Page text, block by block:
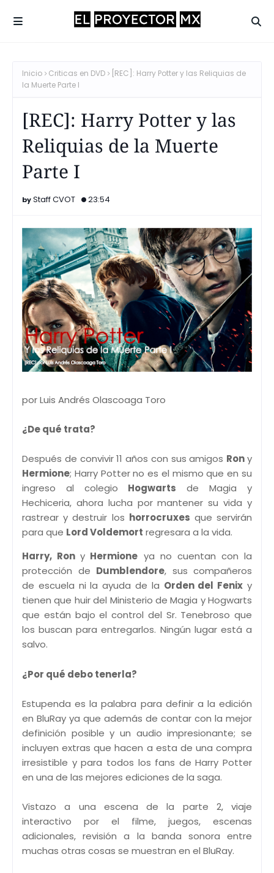
Inicio Criticas en DVD
[REC]: Harry Potter y las Reliquias de
la Muerte Parte I
[REC]: Harry Potter y las
Reliquias de la Muerte
Parte I
Staff CVOT 23:54
por Luis Andrés Olascoaga Toro
¿De qué trata?
Después de convivir 11 años con sus amigos Rony
Hermione; Harry Potter no es el mismo que en su
ingreso al colegio Hogwarts de Magia y
Hechiceria, ahora lucha por mantener su vida y
rastrear y destruir los horrocruxes que servirán
para que Lord Voldemort regresara a la vida.
Harry, Rony Hermione ya no cuentan con la
protección de Dumblendore, sus compañeros
de escuela ni la ayuda de la Orden del Fenix y
tienen que huir del Ministerio de Magia y Hogwarts
que están bajo el control del Sr. Tenebroso que
los buscan para entregarlos. Ningún lugar está a
salvo.
¿Por qué debo tenerla?
Estupenda es la palabra para definir a la edición
en BluRay ya que además de contar con la mejor
definición posible y un audio impresionante; se
incluyen extras que hacen a esta de una compra
irresistible y para todos los fans de Harry Potter
en una de las mejores ediciones de la saga.
Vistazo a una escena de la parte 2, viaje
interactivo por el filme, juegos, escenas
adicionales, revisión a la banda sonora entre
muchas otras cosas se muestran en el BluRay.